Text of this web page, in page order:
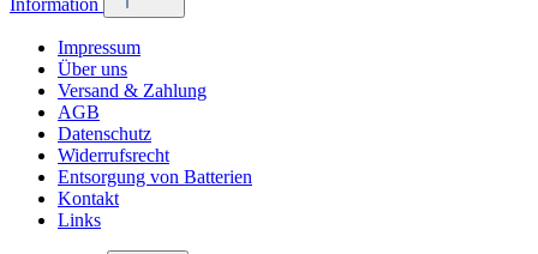
Impressum
Über uns
Versand & Zahlung
AGB
Datenschutz
Widerrufsrecht
Entsorgung von Batterien
Kontakt
Links